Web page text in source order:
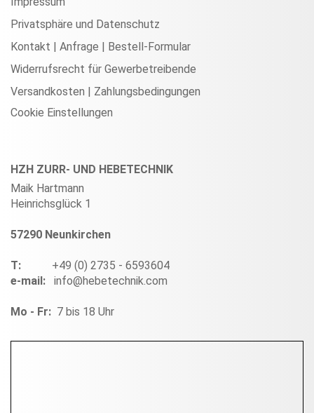
Privatsphäre und Datenschutz
Kontakt | Anfrage | Bestell-Formular
Widerrufsrecht für Gewerbetreibende
Versandkosten | Zahlungsbedingungen
Cookie Einstellungen
HZH ZURR- UND HEBETECHNIK
Maik Hartmann
Heinrichsglück 1
57290 Neunkirchen
T: +49 (0) 2735 - 6593604
e-mail: info@hebetechnik.com
Mo - Fr: 7 bis 18 Uhr